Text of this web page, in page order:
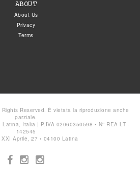
ABOUT
About Us
Privacy
Terms
Reserved. È vietata la riproduzione anche
parziale.
Italia | P.IVA 02060350598 • N° REA LT -
142545
Aprile, 27 • 04100 Latina